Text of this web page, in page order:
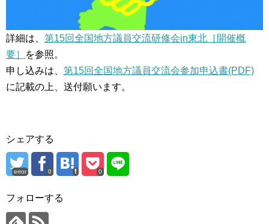
詳細は、 第15回全国地方議員交流研修会in東北［開催概
要］
を参照。
申し込みは、 第15回全国地方議員交流会参加申込書(PDF)
に記載の上、送付願います。
シェアする
error 0 0
フォローする